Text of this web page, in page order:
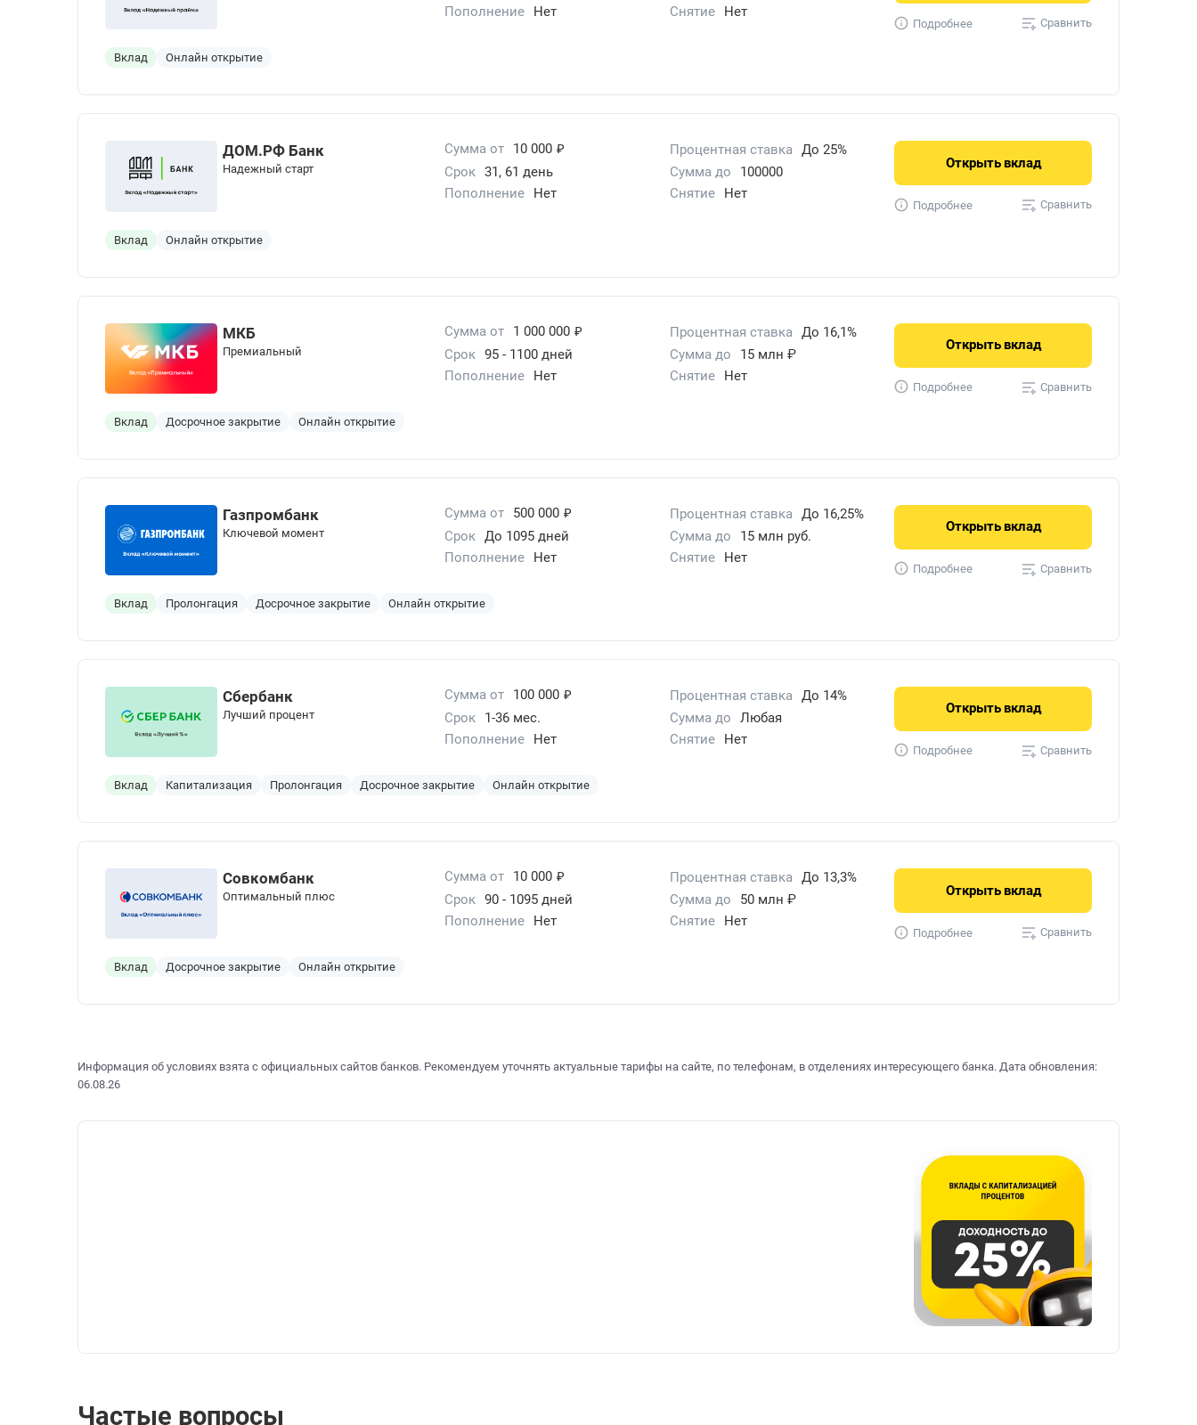
Пополнение
Нет Снятие Нет
Вклад Онлайн открытие
Подробнее Сравнить
ДОМ.РФ Банк
Надежный старт
Сумма от 10 000 ₽ Процентная ставка До 25%
Срок 31, 61 день Сумма до
100000
Пополнение
Нет Снятие Нет
Вклад Онлайн открытие
Открыть вклад
Подробнее Сравнить
МКБ
Премиальный
Сумма от 1 000 000 ₽ Процентная ставка
До 16,1%
Срок 95 - 1100 дней Сумма до
15 млн ₽
Пополнение
Нет Снятие Нет
Вклад Досрочное закрытие Онлайн открытие
Открыть вклад
Подробнее Сравнить
Газпромбанк
Ключевой момент
Сумма от 500 000 ₽ Процентная ставка До 16,25%
Срок До 1095 дней Сумма до
15 млн руб.
Пополнение
Нет Снятие Нет
Вклад Пролонгация Досрочное закрытие Онлайн открытие
Открыть вклад
Подробнее Сравнить
Сбербанк
Лучший процент
Сумма от 100 000 ₽ Процентная ставка До 14%
Срок
1-36 мес. Сумма до
Любая
Пополнение
Нет Снятие Нет
Вклад Капитализация Пролонгация Досрочное закрытие Онлайн открытие
Открыть вклад
Подробнее Сравнить
Совкомбанк
Оптимальный плюс
Сумма от 10 000 ₽ Процентная ставка До 13,3%
Срок 90 - 1095 дней Сумма до
50 млн ₽
Пополнение
Нет Снятие Нет
Вклад Досрочное закрытие Онлайн открытие
Открыть вклад
Подробнее Сравнить
Информация об условиях взята с официальных сайтов банков. Рекомендуем уточнять актуальные тарифы на сайте, по телефонам, в отделениях интересующего банка. Дата обновления:
06.08.26
Частые вопросы